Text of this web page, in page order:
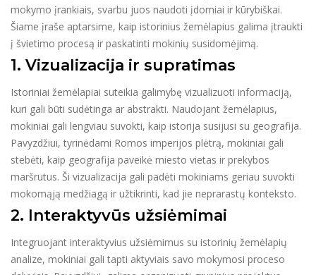
mokymo įrankiais, svarbu juos naudoti įdomiai ir kūrybiškai.
Šiame įraše aptarsime, kaip istorinius žemėlapius galima įtraukti
į švietimo procesą ir paskatinti mokinių susidomėjimą.
1. Vizualizacija ir supratimas
Istoriniai žemėlapiai suteikia galimybę vizualizuoti informaciją,
kuri gali būti sudėtinga ar abstrakti. Naudojant žemėlapius,
mokiniai gali lengviau suvokti, kaip istorija susijusi su geografija.
Pavyzdžiui, tyrinėdami Romos imperijos plėtrą, mokiniai gali
stebėti, kaip geografija paveikė miesto vietas ir prekybos
maršrutus. Ši vizualizacija gali padėti mokiniams geriau suvokti
mokomąją medžiagą ir užtikrinti, kad jie neprarastų konteksto.
2. Interaktyvūs užsiėmimai
Integruojant interaktyvius užsiėmimus su istorinių žemėlapių
analize, mokiniai gali tapti aktyviais savo mokymosi proceso